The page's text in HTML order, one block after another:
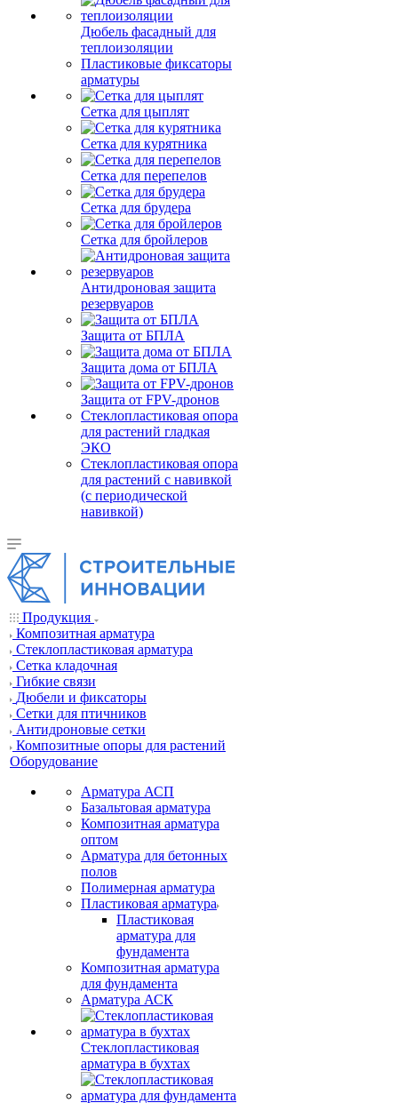
Дюбель фасадный для
теплоизоляции
Пластиковые фиксаторы
арматуры
Сетка для цыплят
Сетка для курятника
Сетка для перепелов
Сетка для брудера
Сетка для бройлеров
Антидроновая защита
резервуаров
Защита от БПЛА
Защита дома от БПЛА
Защита от FPV-дронов
Стеклопластиковая опора
для растений гладкая
ЭКО
Стеклопластиковая опора
для растений с навивкой
(с периодической
навивкой)
Продукция
Композитная арматура
Cтеклопластиковая арматура
Сетка кладочная
Гибкие связи
Дюбели и фиксаторы
Сетки для птичников
Антидроновые сетки
Композитные опоры для растений
Оборудование
Арматура АСП
Базальтовая арматура
Композитная арматура
оптом
Арматура для бетонных
полов
Полимерная арматура
Пластиковая арматура
Пластиковая
арматура для
фундамента
Композитная арматура
для фундамента
Арматура АСК
Стеклопластиковая
арматура в бухтах